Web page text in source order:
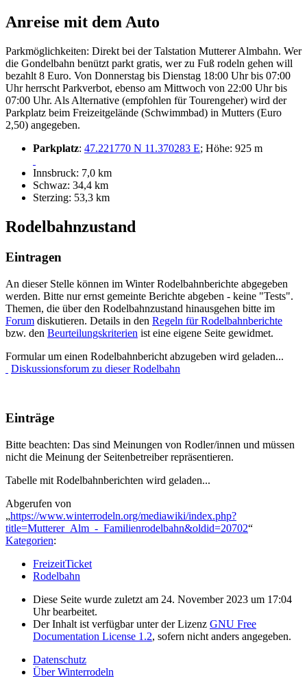
Anreise mit dem Auto
Parkmöglichkeiten: Direkt bei der Talstation Mutterer Almbahn. Wer
die Gondelbahn benützt parkt gratis, wer zu Fuß rodeln gehen will
bezahlt 8 Euro. Von Donnerstag bis Dienstag 18:00 Uhr bis 07:00
Uhr herrscht Parkverbot, ebenso am Mittwoch von 22:00 Uhr bis
07:00 Uhr. Als Alternative (empfohlen für Tourengeher) wird der
Parkplatz beim Freizeitgelände (Schwimmbad) in Mutters (Euro
2,50) angegeben.
Parkplatz: 47.221770 N 11.370283 E; Höhe: 925 m
Innsbruck: 7,0 km
Schwaz: 34,4 km
Sterzing: 53,3 km
Rodelbahnzustand
Eintragen
An dieser Stelle können im Winter Rodelbahnberichte abgegeben
werden. Bitte nur ernst gemeinte Berichte abgeben - keine "Tests".
Themen, die über den Rodelbahnzustand hinausgehen bitte im
Forum diskutieren. Details in den Regeln für Rodelbahnberichte
bzw. den Beurteilungskriterien ist eine eigene Seite gewidmet.
Formular um einen Rodelbahnbericht abzugeben wird geladen...
Diskussionsforum zu dieser Rodelbahn
Einträge
Bitte beachten: Das sind Meinungen von Rodler/innen und müssen
nicht die Meinung der Seitenbetreiber repräsentieren.
Tabelle mit Rodelbahnberichten wird geladen...
Abgerufen von
„https://www.winterrodeln.org/mediawiki/index.php?
title=Mutterer_Alm_-_Familienrodelbahn&oldid=20702“
Kategorien:
FreizeitTicket
Rodelbahn
Diese Seite wurde zuletzt am 24. November 2023 um 17:04
Uhr bearbeitet.
Der Inhalt ist verfügbar unter der Lizenz GNU Free
Documentation License 1.2, sofern nicht anders angegeben.
Datenschutz
Über Winterrodeln